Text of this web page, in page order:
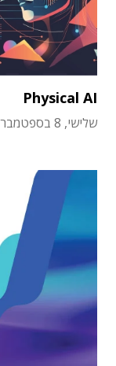
Physical AI
שלישי, 8 בספטמבר 2026